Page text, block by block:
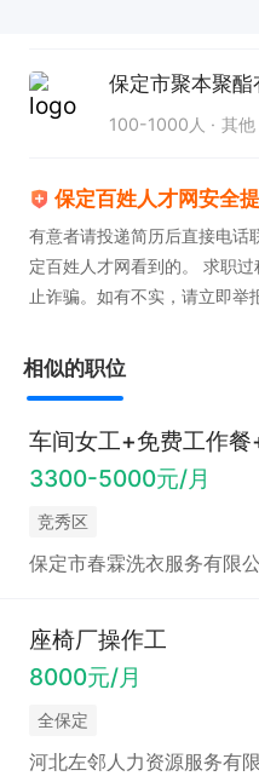
保定市聚本聚
100-1000人 其他
保定百姓人才网安全
有意者请投递简历后直接电话
定百姓人才网看到的。 求职
止诈骗。如有不实，请立即举
相似的职位
车间女工+免费工作
3300-5000元/月
竞秀区
保定市春霖洗衣服务有限
座椅厂操作工
8000元/月
全保定
河北左邻人力资源服务有